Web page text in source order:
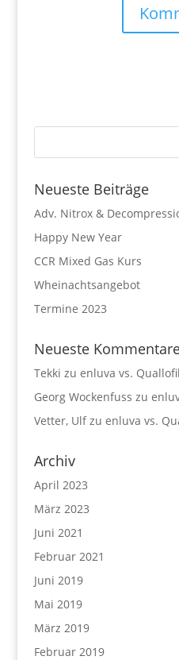
Neueste Beiträge
Adv. Nitrox &
Happy New Year
CCR Mixed Gas Kurs
Wheinachtsangebot
Termine 2023
Neueste
Tekki zu enluva vs. Quallofil
Georg Wockenfuss zu
Vetter, Ulfzu enluva vs.
Archiv
April 2023
März 2023
Juni 2021
Februar 2021
Juni 2019
Mai 2019
März 2019
Februar 2019